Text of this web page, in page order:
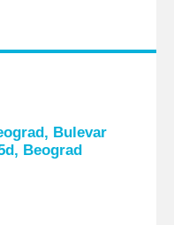
Bulevar
Beograd